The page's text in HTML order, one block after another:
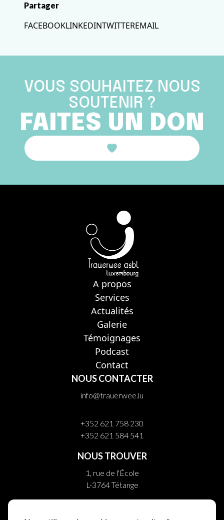
Partager
FACEBOOKLINKEDINTWITTEREMAIL
VOUS SOUHAITEZ NOUS
SOUTENIR ?
FAITES UN DON
A propos
Services
Actualités
Galerie
Témoignages
Podcast
Contact
NOUS CONTACTER
info@trauerwee.lu
+352 621 758 230
+352 621 584 541
NOUS TROUVER
1, rue de l'École
L-3764 Tétange